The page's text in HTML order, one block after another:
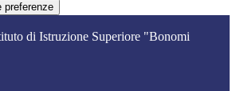
preferenze
di Istruzione Superiore "Bonomi